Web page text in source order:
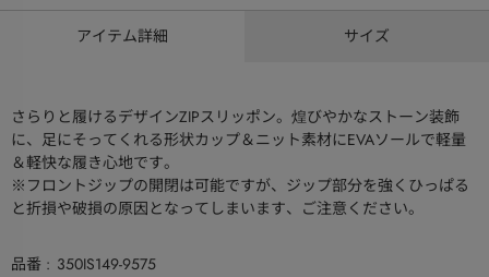
アイテム詳細 サイズ
さらりと履けるデザインZIPスリッポン。煌びやかなストーン装飾
に、足にそってくれる形状カップ＆ニット素材にEVAソールで軽量
＆軽快な履き心地です。
※フロントジップの開閉は可能ですが、ジップ部分を強くひっぱる
と折損や破損の原因となってしまいます、ご注意ください。
品番
350IS149-9575